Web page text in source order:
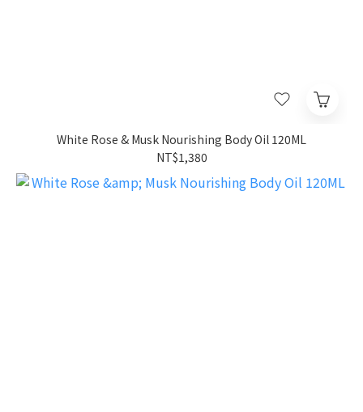
White Rose & Musk Nourishing Body Oil 120ML
NT$1,380